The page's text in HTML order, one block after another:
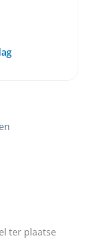
ter plaatse